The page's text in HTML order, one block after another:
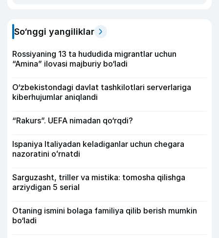
So‘nggi yangiliklar
Rossiyaning 13 ta hududida migrantlar uchun
“Amina” ilovasi majburiy bo‘ladi
O‘zbekistondagi davlat tashkilotlari serverlariga
kiberhujumlar aniqlandi
“Rakurs”. UEFA nimadan qo‘rqdi?
Ispaniya Italiyadan keladiganlar uchun chegara
nazoratini oʻrnatdi
Sarguzasht, triller va mistika: tomosha qilishga
arziydigan 5 serial
Otaning ismini bolaga familiya qilib berish mumkin
bo‘ladi